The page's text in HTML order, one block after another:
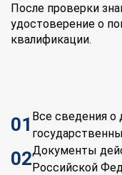
После проверки
удостоверение о
квалификации.
01 Все сведения о
02Документы
Российской